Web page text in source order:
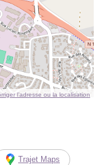
l’adresse ou la localisation
Trajet Maps